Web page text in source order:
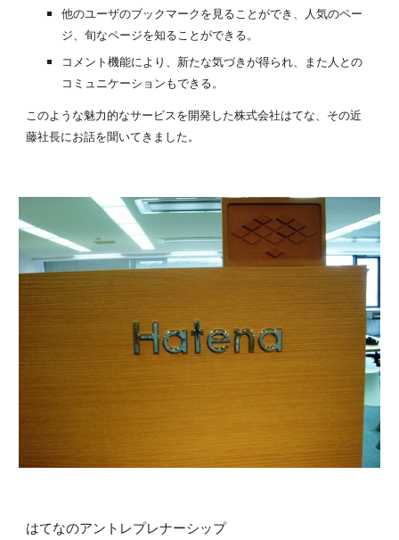
他のユーザのブックマークを見ることができ、人気のペー
ジ、旬なページを知ることができる。
コメント機能により、新たな気づきが得られ、また人との
コミュニケーションもできる。
このような魅力的なサービスを開発した株式会社はてな、その近
藤社長にお話を聞いてきました。
はてなのアントレプレナーシップ